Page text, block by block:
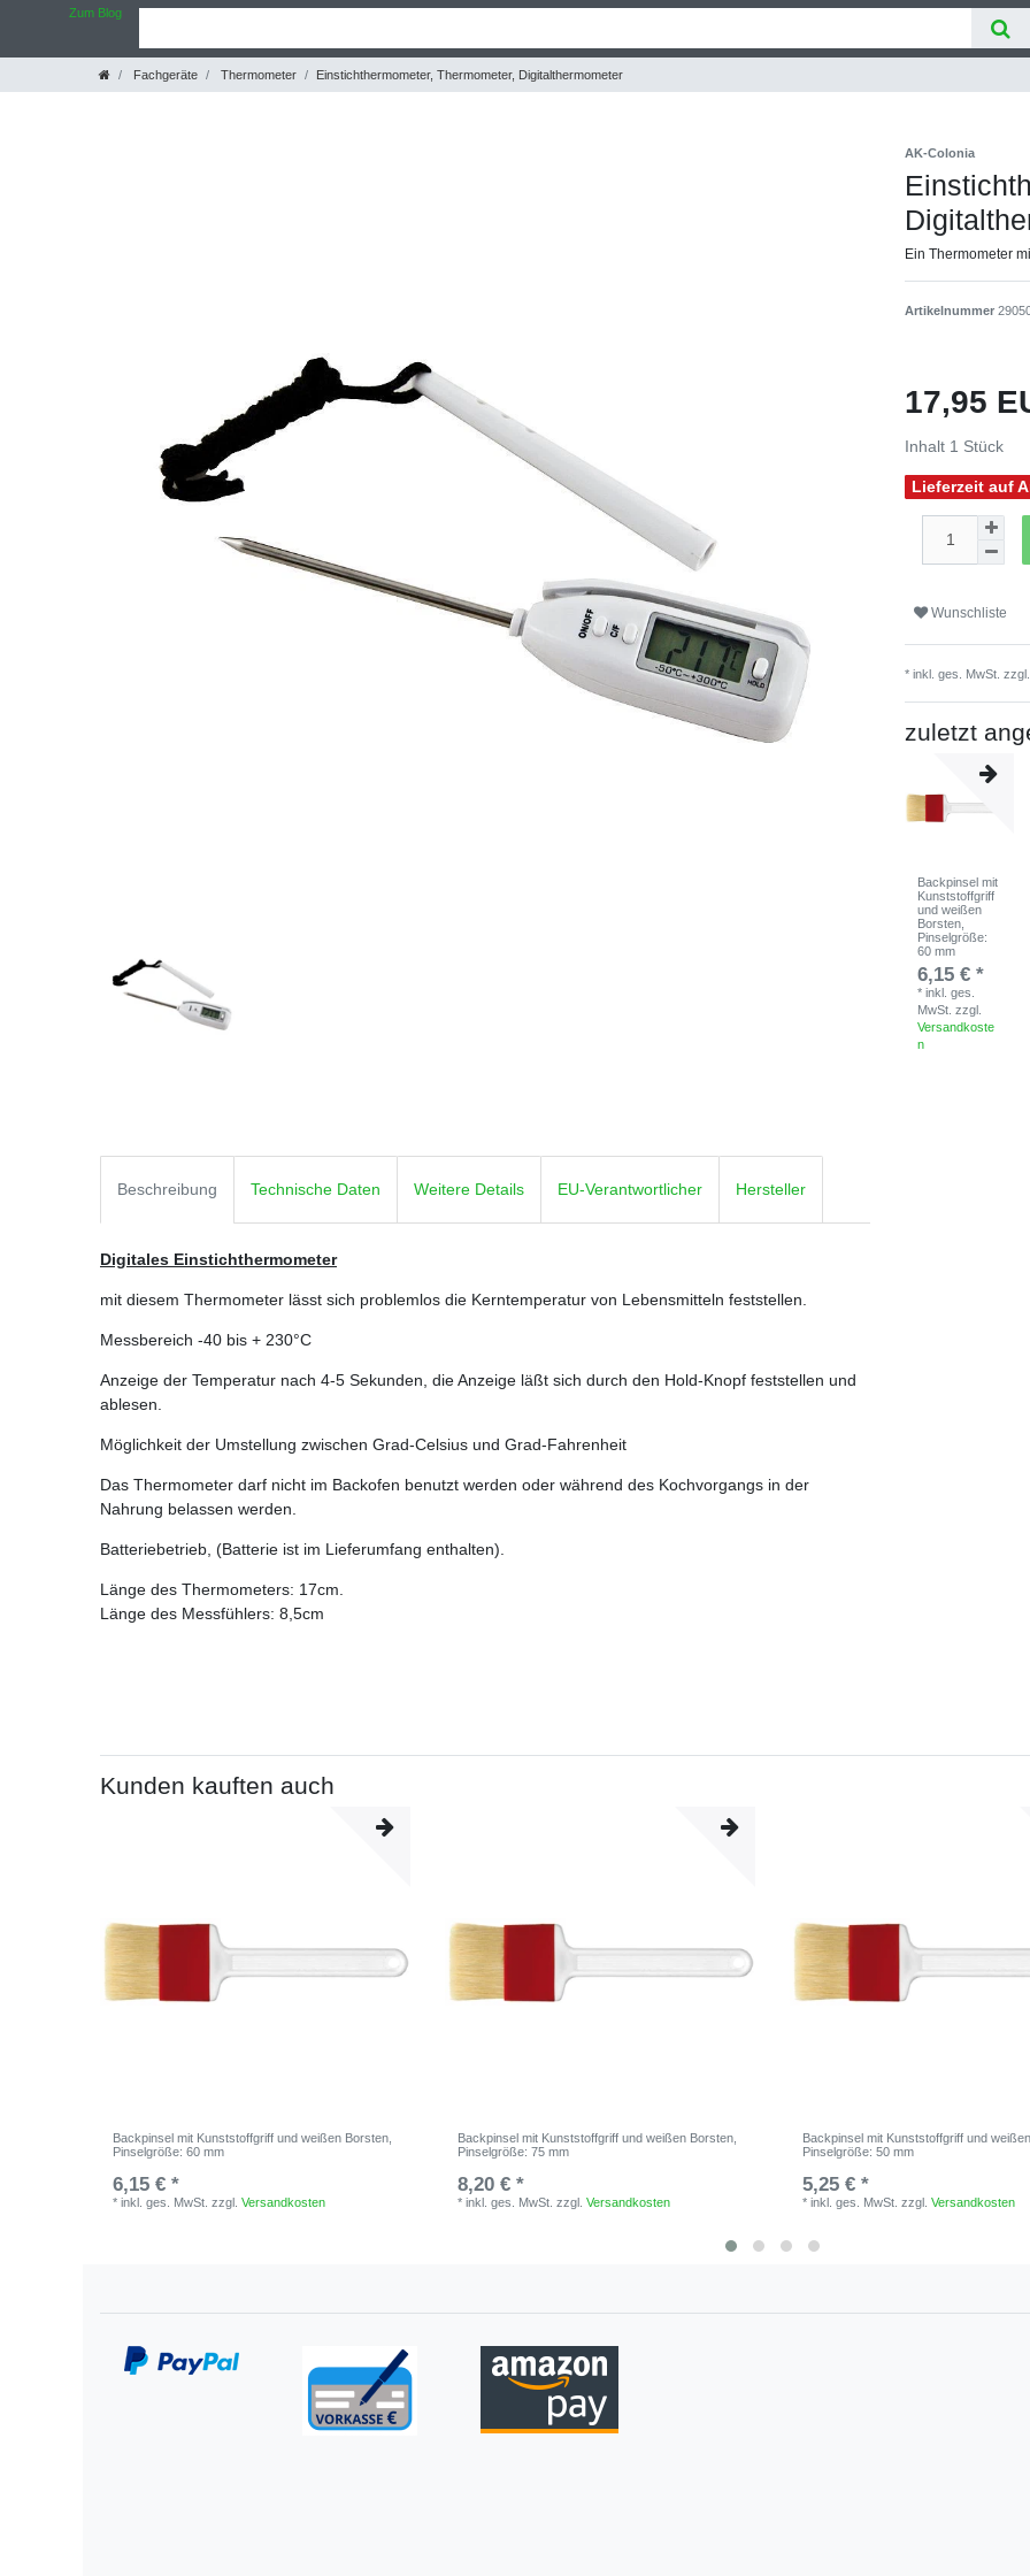
Zum Blog
Fachgeräte Thermometer Einstichthermometer, Thermometer, Digitalthermometer
AK-Colonia
Ein Thermometer
Artikelnummer
17,95
Inhalt 1 Stück
Lieferzeit auf
Wunschliste
* inkl. ges. MwSt. zzgl.
zuletzt
Backpinsel mit
Kunststoffgriff
und weißen
Borsten
Pinselgröße:
60 mm
6,15 € *
*inkl. ges.
MwSt. zzgl.
Versandkoste
n
Beschreibung Technische Daten Weitere Details EU-Verantwortlicher Hersteller
Digitales Einstichthermometer
mit diesem Thermometer lässt sich problemlos die Kerntemperatur von Lebensmitteln feststellen.
Messbereich -40 bis + 230°C
Anzeige der Temperatur nach 4-5 Sekunden, die Anzeige läßt sich durch den Hold-Knopf feststellen und
ablesen.
Möglichkeit der Umstellung zwischen Grad-Celsius und Grad-Fahrenheit
Das Thermometer darf nicht im Backofen benutzt werden oder während des Kochvorgangs in der
Nahrung belassen werden.
Batteriebetrieb, (Batterie ist im Lieferumfang enthalten).
Länge des Thermometers: 17cm.
Länge des Messfühlers: 8,5cm
Kunden kauften auch
Backpinsel mit Kunststoffgriff und weißen Borsten
Pinselgröße: 60 mm
6,15 € *
*inkl. ges. MwSt. zzgl.Versandkosten
Backpinsel mit Kunststoffgriff und weißen Borsten
Pinselgröße: 75 mm
8,20 € *
*inkl. ges. MwSt. zzgl.Versandkosten
Backpinsel mit Kunststoffgriff und
Pinselgröße: 50 mm
5,25 € *
*inkl. ges. MwSt. zzgl.Versandkosten